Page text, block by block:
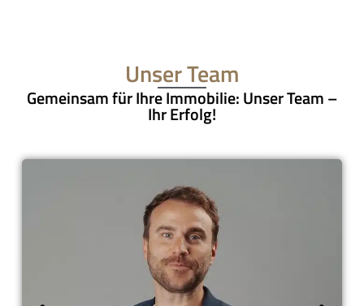
Unser Team
Gemeinsam für Ihre Immobilie: Unser Team –
Ihr Erfolg!